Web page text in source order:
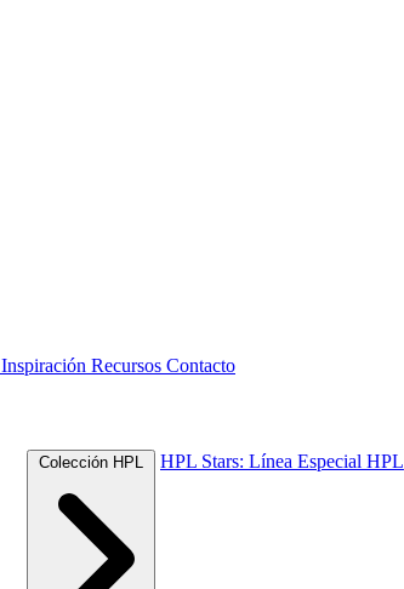
Inspiración Recursos Contacto
Colección HPL HPL Stars: Línea Especial HPL